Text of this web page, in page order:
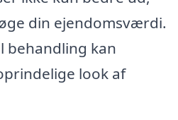
din ejendomsværdi.
behandling kan
look af